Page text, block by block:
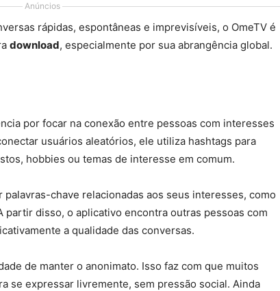
Anúncios
rápidas, espontâneas e imprevisíveis, o OmeTV é
download, especialmente por sua abrangência global.
por focar na conexão entre pessoas com interesses
usuários aleatórios, ele utiliza hashtags para
hobbies ou temas de interesse em comum.
palavras-chave relacionadas aos seus interesses, como
disso, o aplicativo encontra outras pessoas com
a qualidade das conversas.
de manter o anonimato. Isso faz com que muitos
se expressar livremente, sem pressão social. Ainda